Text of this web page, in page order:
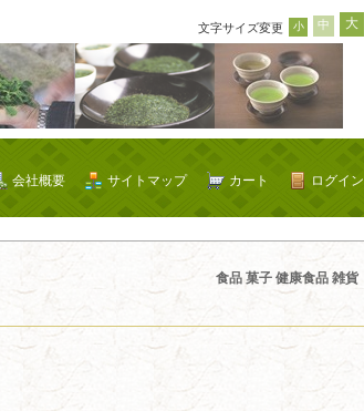
文字サイズ変更 小 中 大
ログイン
カート
サイトマップ
会社概要
食品 菓子 健康食品 雑貨